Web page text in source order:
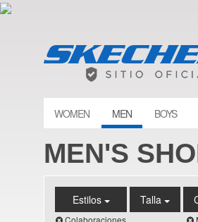
WOMEN MEN BOYS
MEN'S
Estilos Talla